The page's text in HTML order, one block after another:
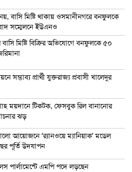
বাসি মিষ্টি থাকায় ওসমানীনগরে বনফুলকে
সম্মেলনে ইউএনও
মিষ্টি বিক্রির অভিযোগে বনফুলকে ৫০
সম্ভাব্য প্রার্থী যুক্তরাজ্য প্রবাসী খালেদুর
ময়দানে টিকটক, ফেসবুক রিল বানানোর
ঝড়
আয়োজনে ‘র‍্যানওয়ে ম্যানিয়াক’ মডেল
পূর্তি উদযাপন
পার্লামেন্টে এমপি পদে লড়ছেন